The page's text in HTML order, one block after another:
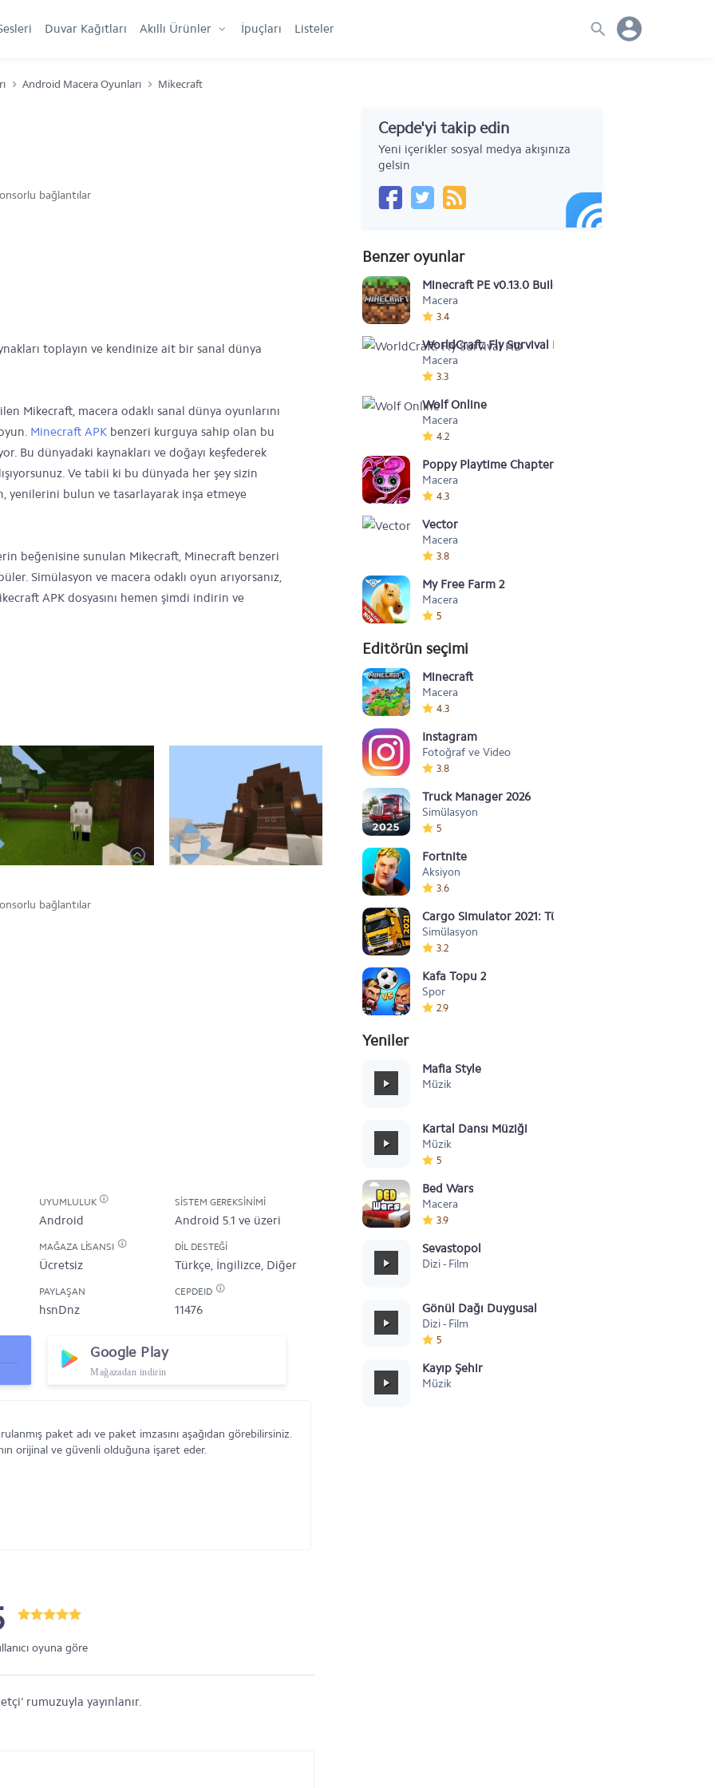
Duvar Kağıtları Akıllı Ürünler İpuçları Listeler
Android Macera Oyunları Mikecraft
bağlantılar
toplayın ve kendinize ait bir sanal dünya
Mikecraft, macera odaklı sanal dünya oyunlarını
Minecraft APK benzeri kurguya sahip olan bu
Bu dünyadaki kaynakları ve doğayı keşfederek
Ve tabii ki bu dünyada her şey sizin
yenilerini bulun ve tasarlayarak inşa etmeye
beğenisine sunulan Mikecraft, Minecraft benzeri
Simülasyon ve macera odaklı oyun arıyorsanız,
APK dosyasını hemen şimdi indirin ve
bağlantılar
UYUMLULUK
Android
SISTEM GEREKSINIMI
Android 5.1 ve üzeri
MAĞAZA LISANSI
Ücretsiz
DIL DESTEĞI
Türkçe, İngilizce, Diğer
PAYLAŞAN
hsnDnz
CEPDEID
11476
Google Play
Mağazadan indirin
paket adı ve paket imzasını aşağıdan görebilirsiniz.
orijinal ve güvenli olduğuna işaret eder.
Cepde'yi takip edin
Yeni içerikler sosyal medya akışınıza
gelsin
Benzer oyunlar
Minecraft PE v0.13.0 Build 5
Macera
3.4
WorldCraft: Fly Survival HD
Macera
3.3
Wolf Online
Macera
4.2
Poppy Playtime Chapter 2
Macera
4.3
Vector
Macera
3.8
My Free Farm 2
Macera
5
Editörün seçimi
Minecraft
Macera
4.3
Instagram
Fotoğraf ve Video
3.8
Truck Manager 2026
Simülasyon
5
Fortnite
Aksiyon
3.6
Cargo Simulator 2021: Türkiye
Simülasyon
3.2
Kafa Topu 2
Spor
2.9
Yeniler
Mafia Style
Müzik
Kartal Dansı Müziği
Müzik
5
Bed Wars
Macera
3.9
Sevastopol
Dizi - Film
Gönül Dağı Duygusal
Dizi - Film
5
Kayıp Şehir
Müzik
oyuna göre
rumuzuyla yayınlanır.